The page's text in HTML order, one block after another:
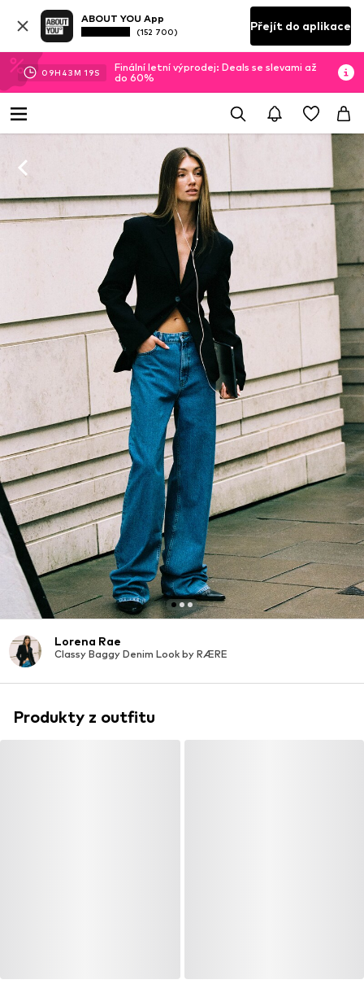
ABOUT YOU App
(152 700) Přejít do aplikace
09H 43M 18S
Finální letní výprodej: Deals se slevami až
do 60%
Lorena Rae
Classy Baggy Denim Look by RÆRE
Produkty z outfitu